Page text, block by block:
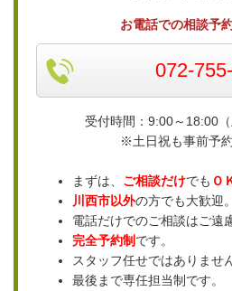
お電話での相談予
072-
受付時間：9:00～18:00（
※土日祝も事前予
まずは、 ご相談だけでも Ｏ
川西市以外の方でも大歓迎。
電話だけでのご相談はご遠
完全予約制 です。
スタッフ任せではありませ
最後まで専任担当制です。